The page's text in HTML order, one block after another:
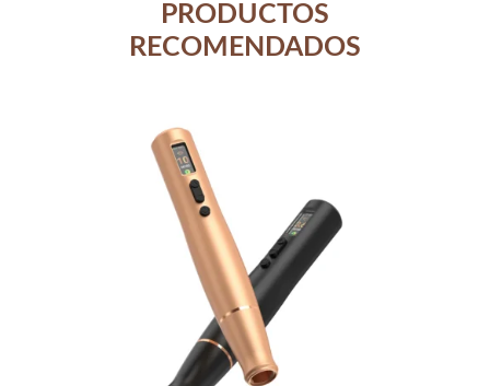
PRODUCTOS
RECOMENDADOS